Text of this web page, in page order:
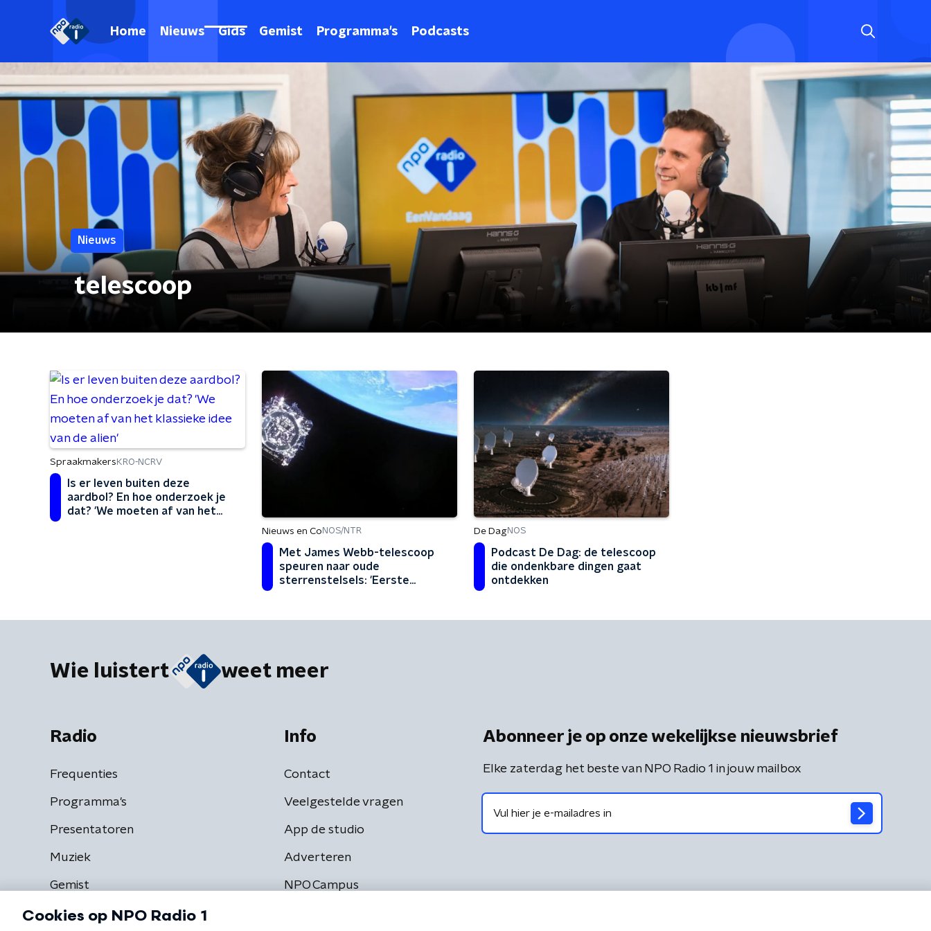
Home Nieuws Gids Gemist Programma's Podcasts
Nieuws
telescoop
Spraakmakers KRO-NCRV
Is er leven buiten deze
aardbol? En hoe onderzoek je
dat? 'We moeten af van het
Nieuws en Co NOS/NTR
Met James Webb-telescoop
speuren naar oude
sterrenstelsels: 'Eerste
De DagNOS
Podcast De Dag: de telescoop
die ondenkbare dingen gaat
ontdekken
Wie luistert weet meer
Radio
Frequenties
Programma's
Presentatoren
Muziek
Gemist
Info
Contact
Veelgestelde vragen
App de studio
Adverteren
NPO Campus
Abonneer je op onze wekelijkse nieuwsbrief
Elke zaterdag het beste van NPO Radio 1 in jouw mailbox